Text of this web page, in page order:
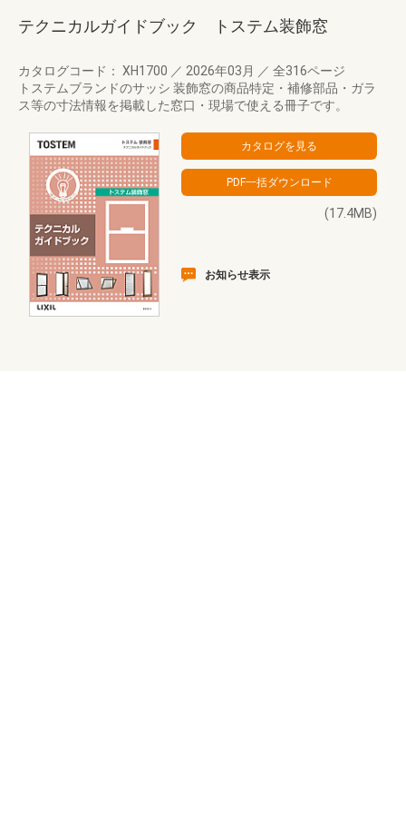
テクニカルガイドブック トステム装飾窓
カタログコード： XH1700 ／ 2026年03月 ／ 全316ページ
トステムブランドのサッシ 装飾窓の商品特定・補修部品・ガラ
ス等の寸法情報を掲載した窓口・現場で使える冊子です。
(17.4MB)
お知らせ表示